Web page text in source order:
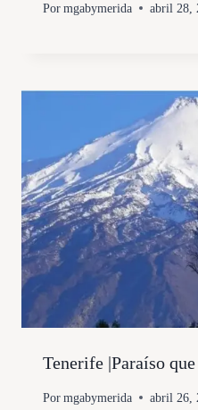
Por mgabymerida abril 28,
Tenerife |Paraíso
Por mgabymerida abril 26,